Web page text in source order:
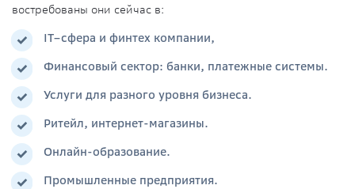
востребованы они сейчас в:
IT–сфера и финтех компании,
Финансовый сектор: банки, платежные системы.
Услуги для разного уровня бизнеса.
Ритейл, интернет-магазины.
Онлайн-образование.
Промышленные предприятия.